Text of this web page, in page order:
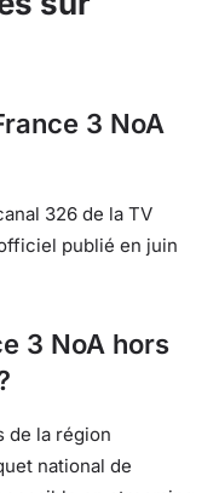
3 NoA
326 de la TV
publié en juin
3 NoA hors
de la région
national de